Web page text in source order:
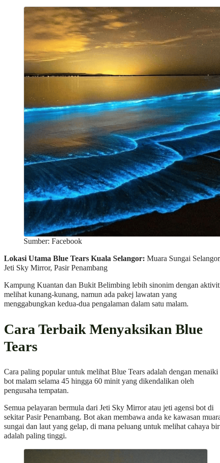
Sumber: Facebook
Lokasi Utama Blue Tears Kuala Selangor: Muara Sungai
Jeti Sky Mirror, Pasir Penambang
Kampung Kuantan dan Bukit Belimbing lebih sinonim dengan
melihat kunang-kunang, namun ada pakej lawatan yang
menggabungkan kedua-dua pengalaman dalam satu malam.
Cara Terbaik Menyaksikan Blue
Tears
Cara paling popular untuk melihat Blue Tears adalah dengan menaiki
bot malam selama 45 hingga 60 minit yang dikendalikan oleh
pengusaha tempatan.
Semua pelayaran bermula dari Jeti Sky Mirror atau jeti agensi bot di
sekitar Pasir Penambang. Bot akan membawa anda ke kawasan
sungai dan laut yang gelap, di mana peluang untuk melihat cahaya
adalah paling tinggi.